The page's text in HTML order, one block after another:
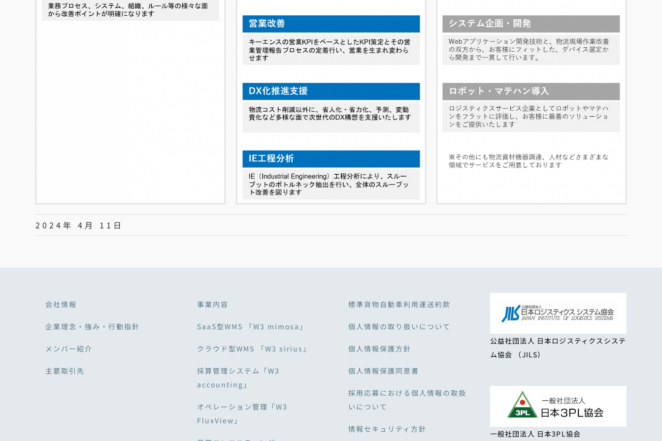
2024年 4月 11日
会社情報
企業理念・強み・行動指針
メンバー紹介
主要取引先
事業内容
SaaS型WMS 「W3 mimosa」
クラウド型WMS 「W3 sirius」
採算管理システム「W3
accounting」
オペレーション管理「W3
FluxView」
標準貨物自動車利用運送約款
個人情報の取り扱いについて
個人情報保護方針
個人情報保護同意書
採用応募における個人情報の取扱
いについて
情報セキュリティ方針
公益社団法人 日本ロジスティクスシステ
ム協会 （JILS）
一般社団法人 日本3PL協会